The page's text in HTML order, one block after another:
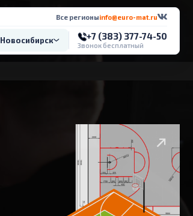
Все регионыinfo@euro-mat.ru
Новосибирск +7 (383) 377-74-50
Звонок бесплатный